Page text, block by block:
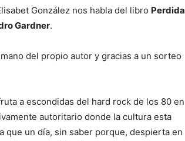
González nos habla del libro Perdida
Gardner.
del propio autor y gracias a un sorteo
a escondidas del hard rock de los 80 en
autoritario donde la cultura esta
que un día, sin saber porque, despierta en